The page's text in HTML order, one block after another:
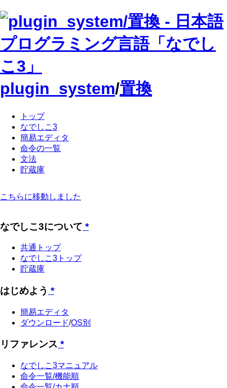
plugin_system/置換
トップ
なでしこ3
簡易エディタ
命令の一覧
文法
貯蔵庫
こちらに移動しました
なでしこ3について *
共通トップ
なでしこ3トップ
貯蔵庫
はじめよう *
簡易エディタ
ダウンロード/OS別
リファレンス *
なでしこ3マニュアル
命令一覧/機能順